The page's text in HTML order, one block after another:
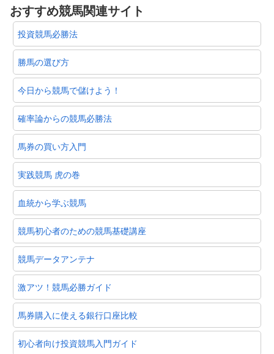
おすすめ競馬関連サイト
投資競馬必勝法
勝馬の選び方
今日から競馬で儲けよう！
確率論からの競馬必勝法
馬券の買い方入門
実践競馬 虎の巻
血統から学ぶ競馬
競馬初心者のための競馬基礎講座
競馬データアンテナ
激アツ！競馬必勝ガイド
馬券購入に使える銀行口座比較
初心者向け投資競馬入門ガイド